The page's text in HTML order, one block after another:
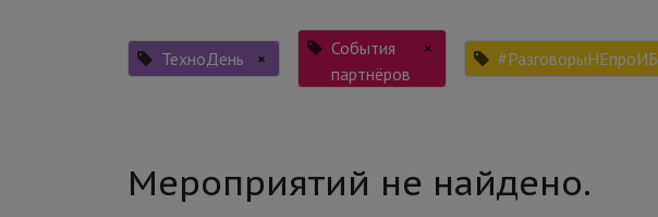
ТехноДень ×
События
партнёров
× #РазговорыНЕпроИБ
Мероприятий не найдено.